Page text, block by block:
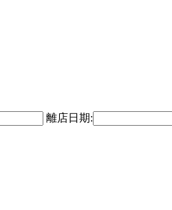
離店日期: